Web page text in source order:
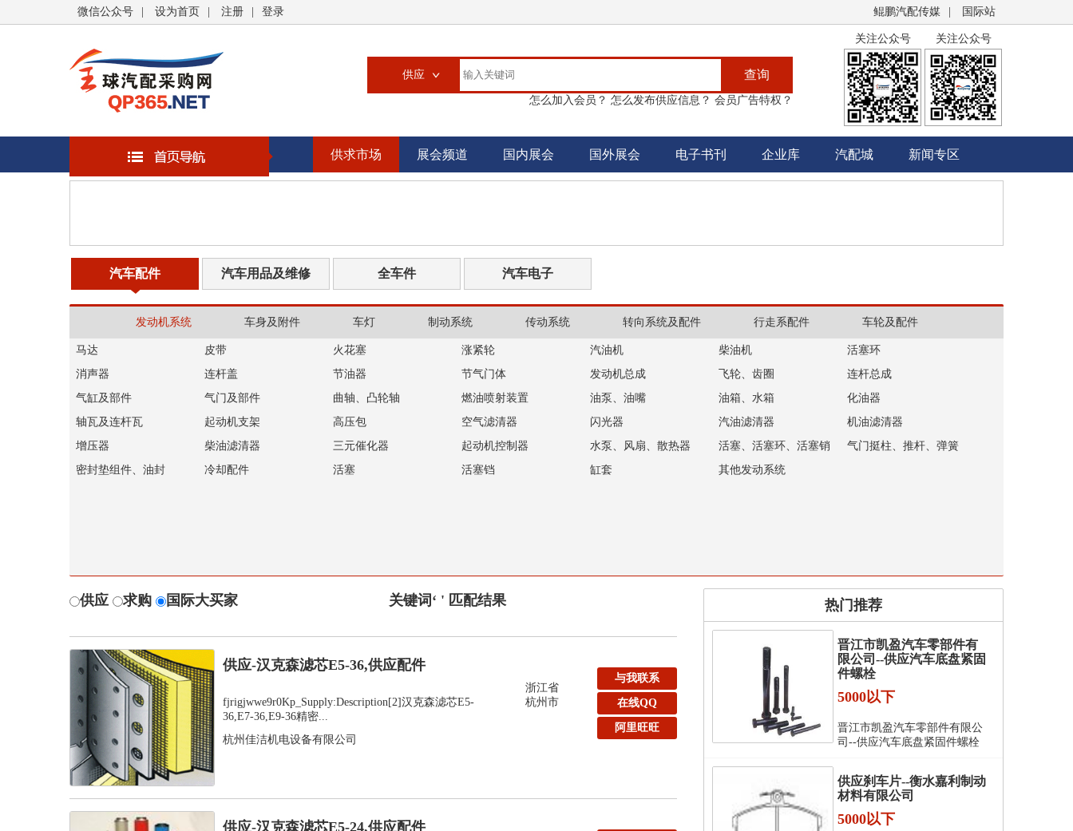
微信公众号 设为首页 注册 登录 鲲鹏汽配传媒 国际站
供应
求购
企业
书刊
查询
怎么加入会员？ 怎么发布供应信息？ 会员广告特权？
关注公众号 关注公众号
供求市场 展会频道 国内展会 国外展会 电子书刊 企业库 汽配城 新闻专区
汽车配件 汽车用品及维修 全车件 汽车电子
发动机系统 车身及附件 车灯 制动系统 传动系统 转向系统及配件 行走系配件 车轮及配件
马达 皮带 火花塞 涨紧轮 汽油机 柴油机
活塞环
消声器
连杆盖 节油器 节气门体 发动机总成 飞轮、齿圈
连杆总成
气缸及部件
气门及部件 曲轴、凸轮轴 燃油喷射装置 油泵、油嘴 油箱、水箱
化油器
轴瓦及连杆瓦
起动机支架 高压包 空气滤清器 闪光器 汽油滤清器
机油滤清器
增压器
柴油滤清器 三元催化器 起动机控制器 水泵、风扇、散热器 活塞、活塞环、活塞销
气门挺柱、推杆、弹簧
密封垫组件、油封
冷却配件 活塞 活塞铛 缸套 其他发动系统
供应 求购 国际大买家 关键词‘ ' 匹配结果
供应-汉克森滤芯E5-36,供应配件
fjrigjwwe9r0Kp_Supply:Description[2]汉克森滤芯E5-
36,E7-36,E9-36精密...
杭州佳洁机电设备有限公司
浙江省
杭州市
与我联系
在线QQ
阿里旺旺
供应-汉克森滤芯E5-24,供应配件
热门推荐
晋江市凯盈汽车零部件有
限公司--供应汽车底盘紧固
件螺栓
5000以下
晋江市凯盈汽车零部件有限公
司--供应汽车底盘紧固件螺栓
供应刹车片--衡水嘉利制动
材料有限公司
5000以下